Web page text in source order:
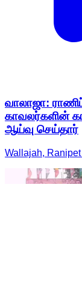
வாலாஜா:
காவலர்களின்
ஆய்வு செய்தார்
Wallajah,